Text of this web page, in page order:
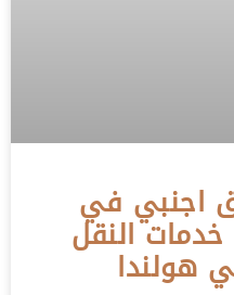
اجنبي في
2026 | خدمات النقل
هولندا